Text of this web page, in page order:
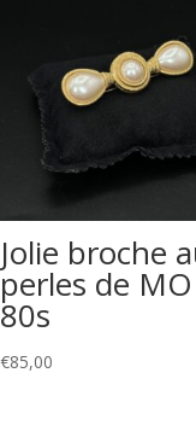
Jolie broche
perles de
80s
€85,00